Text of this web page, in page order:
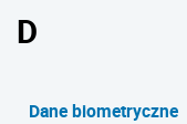
D
Dane biometryczne